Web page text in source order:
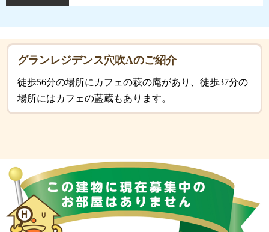
グランレジデンス穴吹Aのご紹介
徒歩56分の場所にカフェの萩の庵があり、徒歩37分の
場所にはカフェの藍蔵もあります。